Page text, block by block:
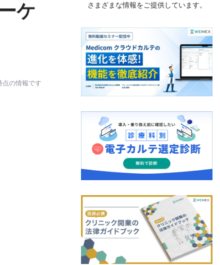
ケ
の情報です
さまざまな情報をご提供しています。